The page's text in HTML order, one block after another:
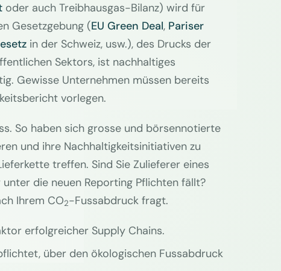
oder auch Treibhausgas-Bilanz) wird für
Gesetzgebung (EU Green Deal, Pariser
in der Schweiz, usw.), des Drucks der
Sektors, ist nachhaltiges
Gewisse Unternehmen müssen bereits
vorlegen.
So haben sich grosse und börsennotierte
und ihre Nachhaltigkeitsinitiativen zu
treffen. Sind Sie Zulieferer eines
die neuen Reporting Pflichten fällt?
Ihrem CO2-Fussabdruck fragt.
erfolgreicher Supply Chains.
über den ökologischen Fussabdruck